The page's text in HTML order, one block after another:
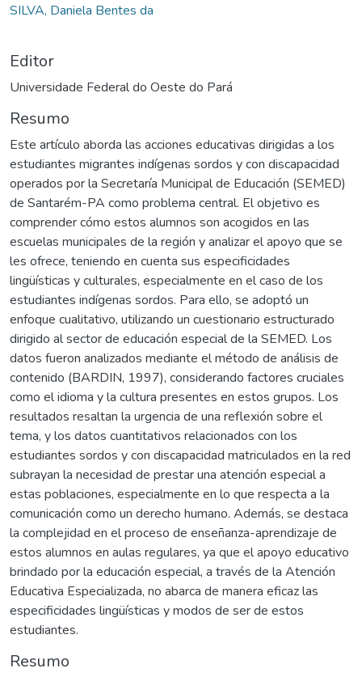
SILVA, Daniela Bentes da
Editor
Universidade Federal do Oeste do Pará
Resumo
Este artículo aborda las acciones educativas dirigidas a los
estudiantes migrantes indígenas sordos y con discapacidad
operados por la Secretaría Municipal de Educación (SEMED)
de Santarém-PA como problema central. El objetivo es
comprender cómo estos alumnos son acogidos en las
escuelas municipales de la región y analizar el apoyo que se
les ofrece, teniendo en cuenta sus especificidades
lingüísticas y culturales, especialmente en el caso de los
estudiantes indígenas sordos. Para ello, se adoptó un
enfoque cualitativo, utilizando un cuestionario estructurado
dirigido al sector de educación especial de la SEMED. Los
datos fueron analizados mediante el método de análisis de
contenido (BARDIN, 1997), considerando factores cruciales
como el idioma y la cultura presentes en estos grupos. Los
resultados resaltan la urgencia de una reflexión sobre el
tema, y los datos cuantitativos relacionados con los
estudiantes sordos y con discapacidad matriculados en la red
subrayan la necesidad de prestar una atención especial a
estas poblaciones, especialmente en lo que respecta a la
comunicación como un derecho humano. Además, se destaca
la complejidad en el proceso de enseñanza-aprendizaje de
estos alumnos en aulas regulares, ya que el apoyo educativo
brindado por la educación especial, a través de la Atención
Educativa Especializada, no abarca de manera eficaz las
especificidades lingüísticas y modos de ser de estos
estudiantes.
Resumo